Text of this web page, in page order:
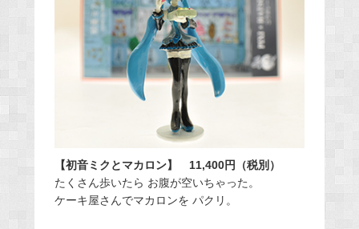
【初音ミクとマカロン】 11,400円（税別）
たくさん歩いたら お腹が空いちゃった。
ケーキ屋さんでマカロンを パクリ。